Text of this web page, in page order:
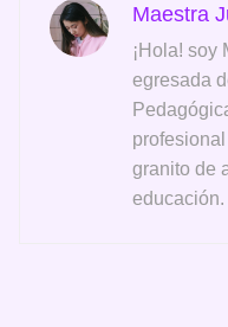
Maestra
¡Hola! soy
egresada
granito de
educación.